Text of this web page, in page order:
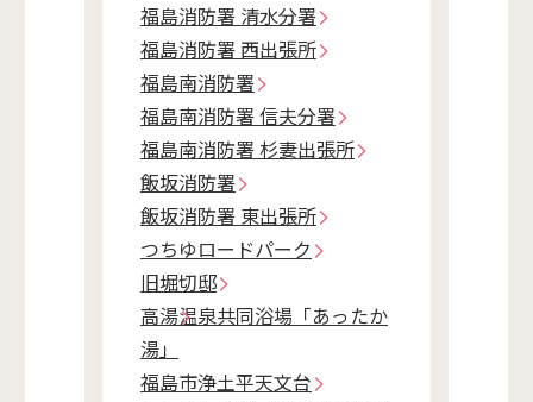
福島消防署 清水分署
福島消防署 西出張所
福島南消防署
福島南消防署 信夫分署
福島南消防署 杉妻出張所
飯坂消防署
飯坂消防署 東出張所
つちゆロードパーク
旧堀切邸
高湯温泉共同浴場「あったか
湯」
福島市浄土平天文台